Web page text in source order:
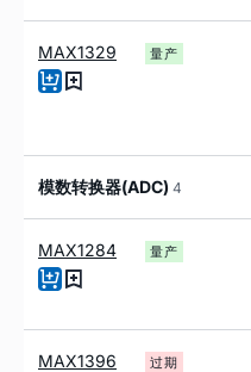
MAX1329 量产
模数转换器(ADC) 4
MAX1284 量产
MAX1396 过期